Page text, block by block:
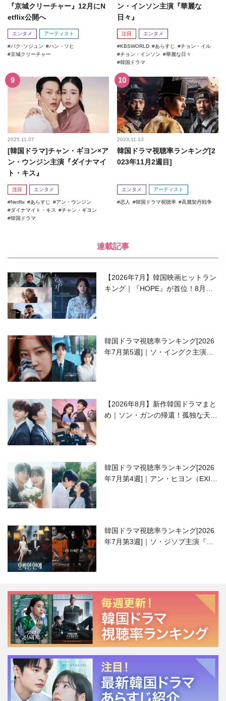
『京城クリーチャー』12月にN
etflix公開へ
エンタメ アーティスト
パク･ソジュン
ハン・ソヒ
京城クリーチャー
ン・インソン主演『華麗な
日々』
注目 エンタメ
KBSWORLD あらすじ
チョン・イル
チョン・インソン
華麗な日々
韓国ドラマ
2025.11.07
[韓国ドラマ]チャン・ギヨン×ア
ン・ウンジン主演『ダイナマイ
ト・キス』
注目 エンタメ
Netflix あらすじ
アン・ウンジン
ダイナマイト・キス
チャン・ギヨン
韓国ドラマ
2023.11.13
韓国ドラマ視聴率ランキング[2
023年11月2週目]
エンタメ アーティスト
恋人 韓国ドラマ視聴率 高麗契丹戦争
連載記事
【2026年7月】韓国映画ヒットラン
キング｜『HOPE』が首位！8月公
韓国ドラマ視聴率ランキング[2026
年7月第5週]｜ソ・イングク主演の
【2026年8月】新作韓国ドラマまと
め｜ソン・ガンの帰還！孤独な天才
韓国ドラマ視聴率ランキング[2026
年7月第4週]｜アン・ヒヨン（EXID
韓国ドラマ視聴率ランキング[2026
年7月第3週]｜ソ・ジソブ主演『エ